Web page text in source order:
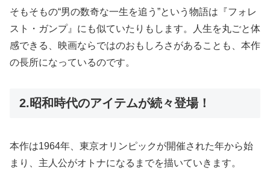
そもそもの“男の数奇な一生を追う”という物語は『フォレ
スト・ガンプ』にも似ていたりもします。人生を丸ごと体
感できる、映画ならではのおもしろさがあることも、本作
の長所になっているのです。
2.昭和時代のアイテムが続々登場！
本作は1964年、東京オリンピックが開催された年から始
まり、主人公がオトナになるまでを描いていきます。